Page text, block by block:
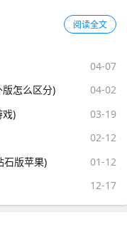
阅读全文
04-07
怎么区分)
04-02
戏)
03-19
02-12
石版苹果)
01-12
12-17